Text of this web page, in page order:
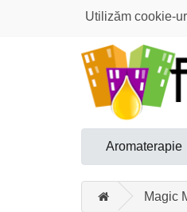
Utilizăm cookie-
Aromaterapie
Magic